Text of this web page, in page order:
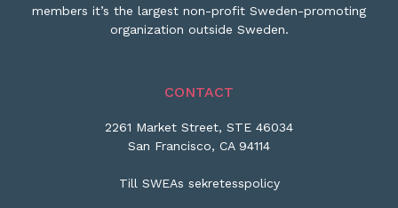
members it’s the largest non-profit Sweden-promoting
organization outside Sweden.
CONTACT
2261 Market Street, STE 46034
San Francisco, CA 94114
Till SWEAs sekretesspolicy